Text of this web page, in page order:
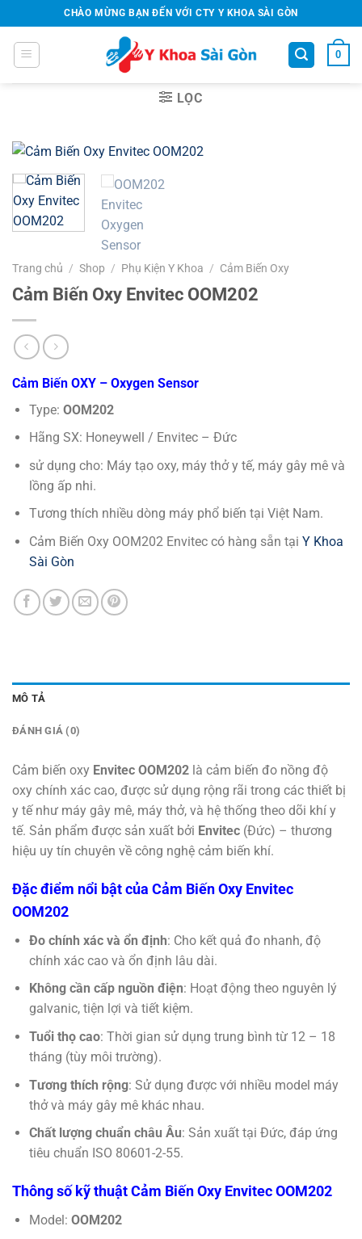
qua
nội
dung
CHÀO MỪNG BẠN ĐẾN VỚI CTY Y KHOA SÀI GÒN
0
LỌC
Trang chủ / Shop / Phụ Kiện Y Khoa / Cảm Biến Oxy
Cảm Biến Oxy Envitec OOM202
Cảm Biến OXY – Oxygen Sensor
Type: OOM202
Hãng SX: Honeywell / Envitec – Đức
sử dụng cho: Máy tạo oxy, máy thở y tế, máy gây mê và
lồng ấp nhi.
Tương thích nhiều dòng máy phổ biến tại Việt Nam.
Cảm Biến Oxy OOM202 Envitec có hàng sẵn tại Y Khoa
Sài Gòn
MÔ TẢ
ĐÁNH GIÁ (0)
Cảm biến oxy Envitec OOM202 là cảm biến đo nồng độ
oxy chính xác cao, được sử dụng rộng rãi trong các thiết bị
y tế như máy gây mê, máy thở, và hệ thống theo dõi khí y
tế. Sản phẩm được sản xuất bởi Envitec (Đức) – thương
hiệu uy tín chuyên về công nghệ cảm biến khí.
Đặc điểm nổi bật của Cảm Biến Oxy Envitec
OOM202
Đo chính xác và ổn định: Cho kết quả đo nhanh, độ
chính xác cao và ổn định lâu dài.
Không cần cấp nguồn điện: Hoạt động theo nguyên lý
galvanic, tiện lợi và tiết kiệm.
Tuổi thọ cao: Thời gian sử dụng trung bình từ 12 – 18
tháng (tùy môi trường).
Tương thích rộng: Sử dụng được với nhiều model máy
thở và máy gây mê khác nhau.
Chất lượng chuẩn châu Âu: Sản xuất tại Đức, đáp ứng
tiêu chuẩn ISO 80601-2-55.
Thông số kỹ thuật Cảm Biến Oxy Envitec OOM202
Model: OOM202